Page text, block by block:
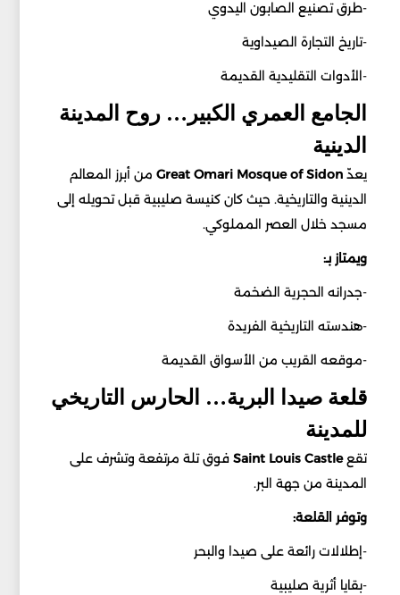
-طرق تصنيع الصابون اليدوي
-تاريخ التجارة الصيداوية
-الأدوات التقليدية القديمة
الجامع العمري الكبير… روح المدينة
الدينية
Great Omari Mosque of Sidon
من أبرز المعالم
الدينية والتاريخية. حيث كان كنيسة صليبية قبل تحويله إلى
مسجد خلال العصر المملوكي.
ويمتاز بـ:
-جدرانه الحجرية الضخمة
-هندسته التاريخية الفريدة
-موقعه القريب من الأسواق القديمة
قلعة صيدا البرية… الحارس التاريخي
للمدينة
Saint Louis Castle
فوق تلة مرتفعة وتشرف على
المدينة من جهة البر.
وتوفر القلعة:
-إطلالات رائعة على صيدا والبحر
-بقايا أثرية صليبية